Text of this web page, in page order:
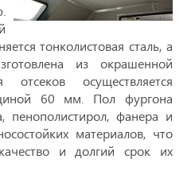
тонколистовая сталь, а
из окрашенной
отсеков осуществляется
60 мм. Пол фургона
пенополистирол, фанера и
материалов, что
и долгий срок их